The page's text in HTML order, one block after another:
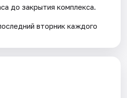
до закрытия комплекса.
вторник каждого